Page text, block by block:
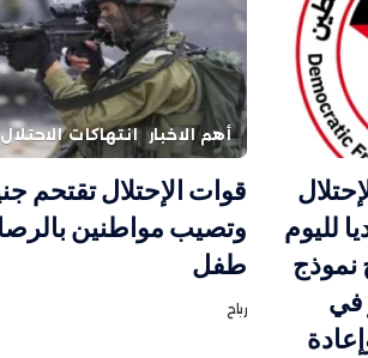
لليوم
نموذج
في
أهم الاخبار انتهاكات الاحتلال
قوات الإحتلال تقتحم
وتصيب مواطنين
طفل
رباح